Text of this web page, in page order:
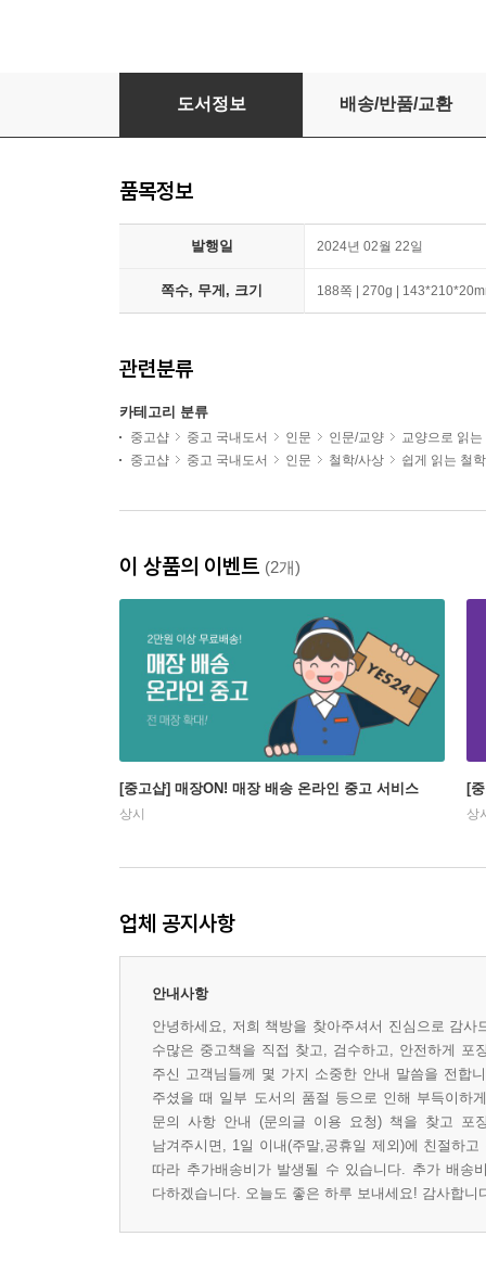
쇼펜하우어의 내 생각이 맞다고 설득하는 기술
도서정보 배송/반품/교환
품목정보
발행일 2024년 02월 22일
쪽수, 무게, 크기 188쪽 | 270g |
관련분류
카테고리 분류
중고샵 중고 국내도서 인문 인문/교양
교양으로 읽는
중고샵
중고 국내도서 인문 철학/사상 쉽게 읽는 철
이 상품의 이벤트 (2개)
[중고샵] 매장ON! 매장 배송 온라인 중고 서비스
상시
[
상
업체 공지사항
안내사항
안녕하세요, 저희 책방을 찾아주셔서 진심으로 감
수많은 중고책을 직접 찾고, 검수하고, 안전하게
주신 고객님들께 몇 가지 소중한 안내 말씀을 전합
주셨을 때 일부 도서의 품절 등으로 인해 부득이하
문의 사항 안내 (문의글 이용 요청) 책을 찾고 포
남겨주시면, 1일 이내(주말,공휴일 제외)에 친절하
따라 추가배송비가 발생될 수 있습니다. 추가 배송
다하겠습니다. 오늘도 좋은 하루 보내세요! 감사합니